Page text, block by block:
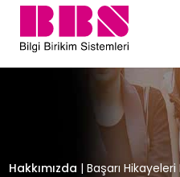
Başarı
Hakkımızda | Başarı